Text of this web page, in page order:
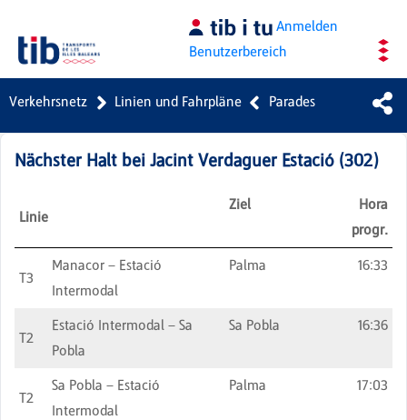
Anmelden
Benutzerbereich
Verkehrsnetz Linien und Fahrpläne Parades
Nächster Halt bei Jacint Verdaguer Estació (302)
Linie
Ziel
Hora
progr.
T3
Manacor – Estació
Intermodal
Palma 16:33
T2
Estació Intermodal – Sa
Pobla
Sa Pobla 16:36
T2
Sa Pobla – Estació
Intermodal
Palma 17:03